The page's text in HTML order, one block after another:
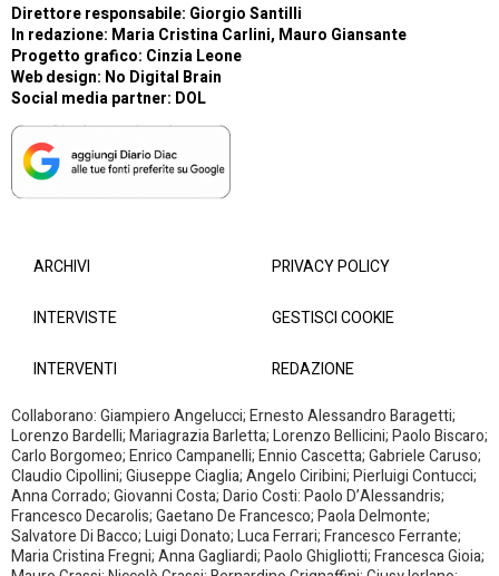
Direttore responsabile: Giorgio Santilli
In redazione: Maria Cristina Carlini, Mauro Giansante
Progetto grafico: Cinzia Leone
Web design: No Digital Brain
Social media partner: DOL
ARCHIVI
INTERVISTE
INTERVENTI
PRIVACY POLICY
GESTISCI COOKIE
REDAZIONE
Collaborano: Giampiero Angelucci; Ernesto Alessandro Baragetti;
Lorenzo Bardelli; Mariagrazia Barletta; Lorenzo Bellicini; Paolo Biscaro;
Carlo Borgomeo; Enrico Campanelli; Ennio Cascetta; Gabriele Caruso;
Claudio Cipollini; Giuseppe Ciaglia; Angelo Ciribini; Pierluigi Contucci;
Anna Corrado; Giovanni Costa; Dario Costi: Paolo D’Alessandris;
Francesco Decarolis; Gaetano De Francesco; Paola Delmonte;
Salvatore Di Bacco; Luigi Donato; Luca Ferrari; Francesco Ferrante;
Maria Cristina Fregni; Anna Gagliardi; Paolo Ghigliotti; Francesca Gioia;